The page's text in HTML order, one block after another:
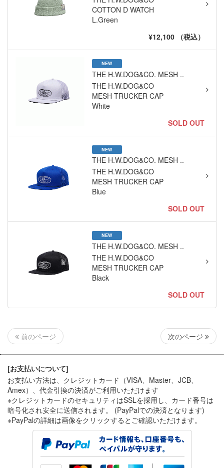
COTTON D WATCH
L.Green
¥12,100 （税込）
NEW
THE H.W.DOG&CO. MESH ..
THE H.W.DOG&CO
MESH TRUCKER CAP
White
SOLD OUT
NEW
THE H.W.DOG&CO. MESH ..
THE H.W.DOG&CO
MESH TRUCKER CAP
Blue
SOLD OUT
NEW
THE H.W.DOG&CO. MESH ..
THE H.W.DOG&CO
MESH TRUCKER CAP
Black
SOLD OUT
前のページ 次のページ
[お支払いについて]
お支払い方法は、クレジットカード（VISA、Master、JCB、
Amex）、代金引換の決済がご利用いただけます
※クレジットカードのセキュリティはSSLを採用し、カード番号は
暗号化され安全に送信されます。 (PayPalでの決済となります)
※PayPalの詳細は画像をクリックするとご確認いただけます。